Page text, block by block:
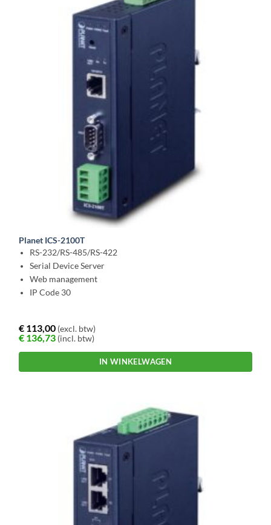
Planet ICS-2100T
RS-232/RS-485/RS-422
Serial Device Server
Web management
IP Code 30
€ 113,00 (excl. btw)
€ 136,73 (incl. btw)
IN WINKELWAGEN